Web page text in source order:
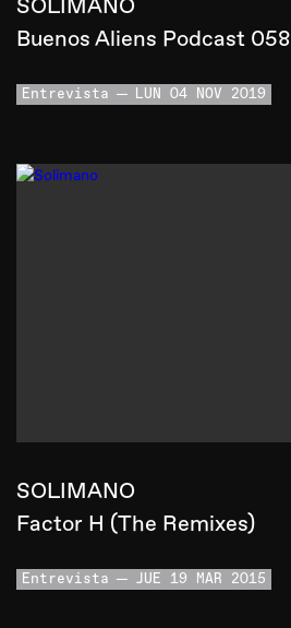
SOLIMANO
Buenos Aliens Podcast 058
Entrevista LUN 04 NOV 2019
SOLIMANO
Factor H (The Remixes)
Entrevista JUE 19 MAR 2015